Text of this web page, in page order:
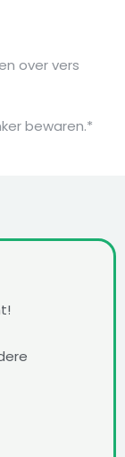
over vers
bewaren.*